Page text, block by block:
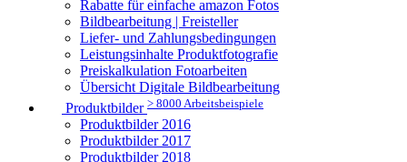
Rabatte für einfache amazon Fotos
Bildbearbeitung | Freisteller
Liefer- und Zahlungsbedingungen
Leistungsinhalte Produktfotografie
Preiskalkulation Fotoarbeiten
Übersicht Digitale Bildbearbeitung
Produktbilder > 8000 Arbeitsbeispiele
Produktbilder 2016
Produktbilder 2017
Produktbilder 2018